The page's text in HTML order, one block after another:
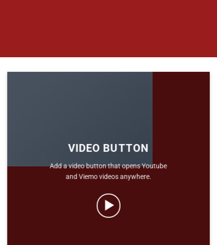
VIDEO BUTTON
Add a video button that opens Youtube
and Viemo videos anywhere.